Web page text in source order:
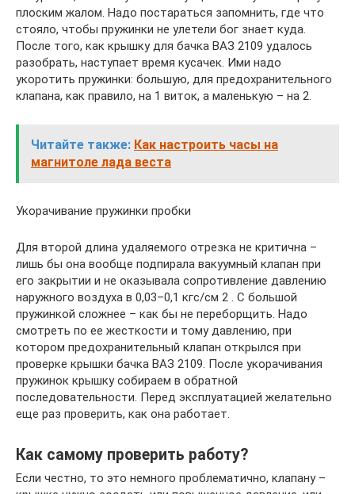
плоским жалом. Надо постараться запомнить, где что
стояло, чтобы пружинки не улетели бог знает куда.
После того, как крышку для бачка ВАЗ 2109 удалось
разобрать, наступает время кусачек. Ими надо
укоротить пружинки: большую, для предохранительного
клапана, как правило, на 1 виток, а маленькую – на 2.
Читайте также: Как настроить часы на
магнитоле лада веста
Укорачивание пружинки пробки
Для второй длина удаляемого отрезка не критична –
лишь бы она вообще подпирала вакуумный клапан при
его закрытии и не оказывала сопротивление давлению
наружного воздуха в 0,03–0,1 кгс/см 2 . С большой
пружинкой сложнее – как бы не переборщить. Надо
смотреть по ее жесткости и тому давлению, при
котором предохранительный клапан открылся при
проверке крышки бачка ВАЗ 2109. После укорачивания
пружинок крышку собираем в обратной
последовательности. Перед эксплуатацией желательно
еще раз проверить, как она работает.
Как самому проверить работу?
Если честно, то это немного проблематично, клапану –